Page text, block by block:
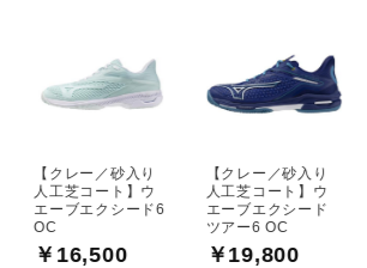
砂入り人工芝＆クレー仕様
【クレー／砂入り
人工芝コート】ウ
エーブエクシード6
OC
￥16,500
【クレー／砂入り
人工芝コート】ウ
エーブエクシード
ツアー6 OC
￥19,800